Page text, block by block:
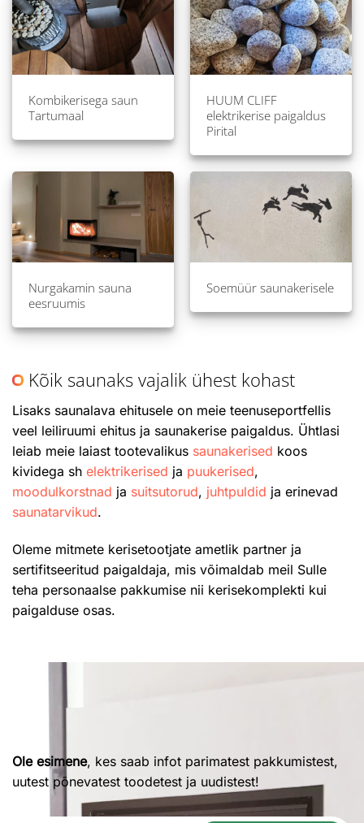
Kombikerisega saun
Tartumaal
HUUM CLIFF
elektrikerise paigaldus
Pirital
Nurgakamin sauna
eesruumis
Soemüür saunakerisele
Kõik saunaks vajalik ühest kohast
Lisaks saunalava ehitusele on meie teenuseportfellis
veel leiliruumi ehitus ja saunakerise paigaldus. Ühtlasi
leiab meie laiast tootevalikus saunakerised koos
kividega sh elektrikerised ja puukerised,
moodulkorstnad ja suitsutorud, juhtpuldid ja erinevad
saunatarvikud.
Oleme mitmete kerisetootjate ametlik partner ja
sertifitseeritud paigaldaja, mis võimaldab meil Sulle
teha personaalse pakkumise nii kerisekomplekti kui
paigalduse osas.
Ole esimene, kes saab infot parimatest pakkumistest,
uutest põnevatest toodetest ja uudistest!